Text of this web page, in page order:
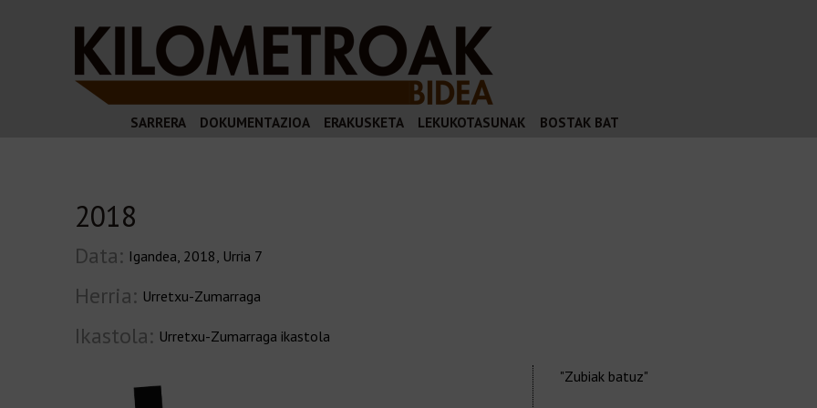
SARRERA DOKUMENTAZIOA ERAKUSKETA LEKUKOTASUNAK BOSTAK BAT
2018
Data: Igandea, 2018, Urria 7
Herria: Urretxu-Zumarraga
Ikastola: Urretxu-Zumarraga ikastola
"Zubiak batuz"